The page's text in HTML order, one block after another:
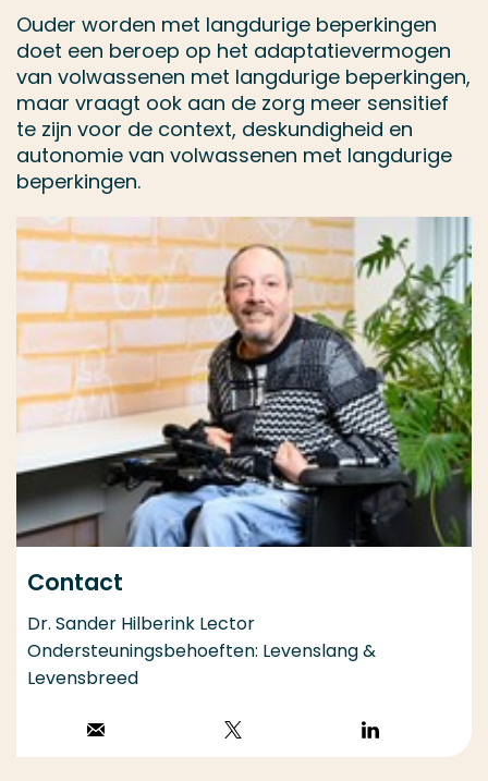
Ouder worden met langdurige beperkingen
doet een beroep op het adaptatievermogen
van volwassenen met langdurige beperkingen,
maar vraagt ook aan de zorg meer sensitief
te zijn voor de context, deskundigheid en
autonomie van volwassenen met langdurige
beperkingen.
Contact
Dr. Sander Hilberink Lector
Ondersteuningsbehoeften: Levenslang &
Levensbreed
Stuur een email
LinkedIn